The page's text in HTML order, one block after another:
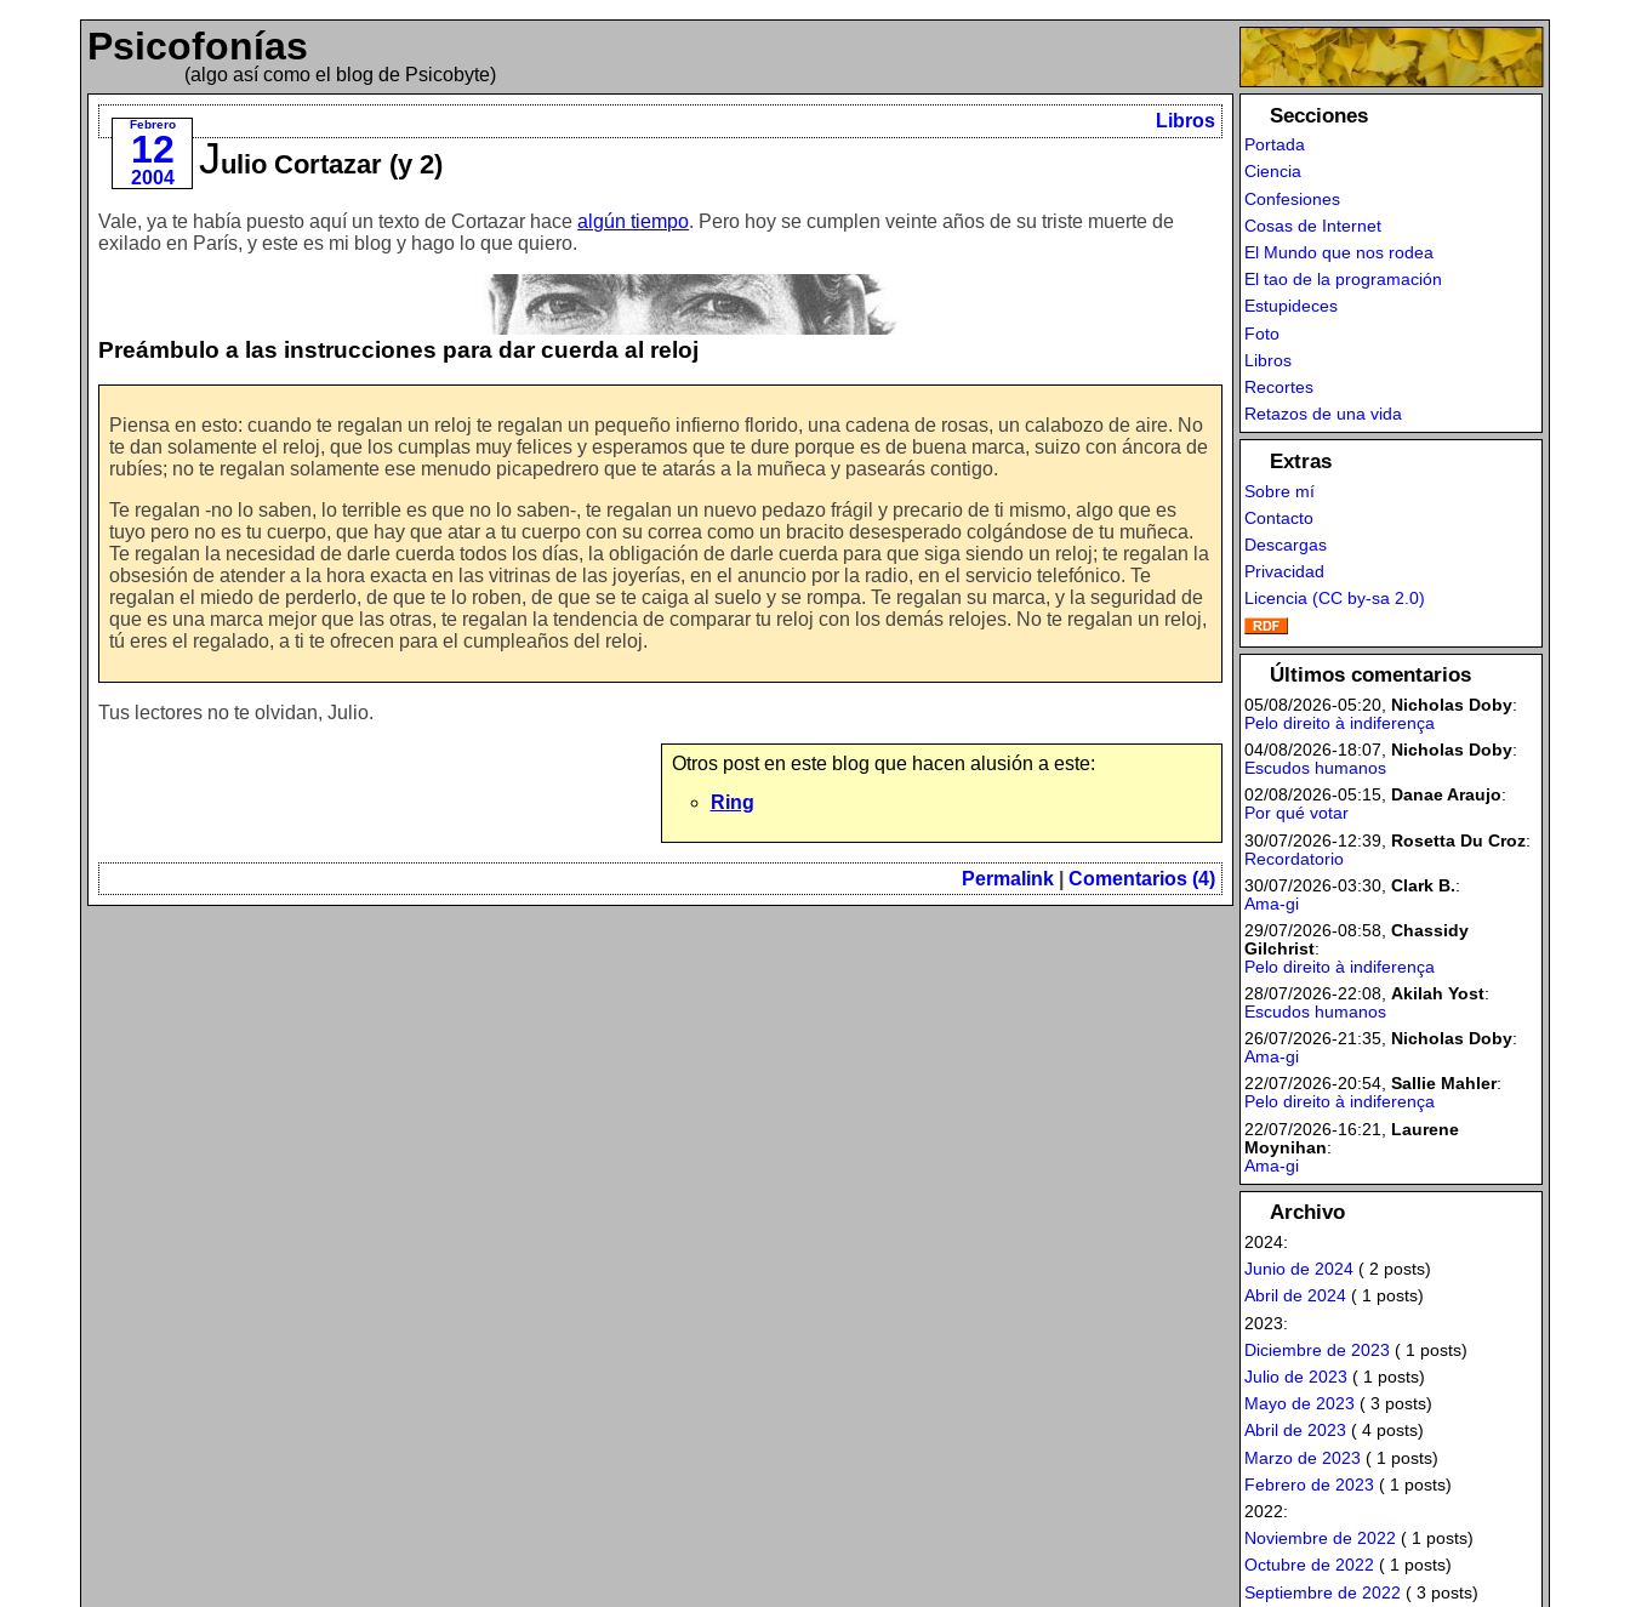
Psicofonías
(algo así como el blog de Psicobyte)
Febrero
12
2004
Libros
Julio Cortazar (y 2)
Vale, ya te había puesto aquí un texto de Cortazar hacealgún tiempo. Pero hoy se cumplen veinte años de su triste muerte de
exilado en París, y este es mi blog y hago lo que quiero.
Preámbulo a las instrucciones para dar cuerda al reloj
Piensa en esto: cuando te regalan un reloj te regalan un pequeño infierno florido, una cadena de rosas, un calabozo de aire. No
te dan solamente el reloj, que los cumplas muy felices y esperamos que te dure porque es de buena marca, suizo con áncora de
rubíes; no te regalan solamente ese menudo picapedrero que te atarás a la muñeca y pasearás contigo.
Te regalan -no lo saben, lo terrible es que no lo saben-, te regalan un nuevo pedazo frágil y precario de ti mismo, algo que es
tuyo pero no es tu cuerpo, que hay que atar a tu cuerpo con su correa como un bracito desesperado colgándose de tu muñeca.
Te regalan la necesidad de darle cuerda todos los días, la obligación de darle cuerda para que siga siendo un reloj; te regalan la
obsesión de atender a la hora exacta en las vitrinas de las joyerías, en el anuncio por la radio, en el servicio telefónico. Te
regalan el miedo de perderlo, de que te lo roben, de que se te caiga al suelo y se rompa. Te regalan su marca, y la seguridad de
que es una marca mejor que las otras, te regalan la tendencia de comparar tu reloj con los demás relojes. No te regalan un reloj,
tú eres el regalado, a ti te ofrecen para el cumpleaños del reloj.
Tus lectores no te olvidan, Julio.
Otros post en este blog que hacen alusión a este:
Ring
Permalink Comentarios (4)
Secciones
Portada
Ciencia
Confesiones
Cosas de Internet
El Mundo que nos rodea
El tao de la programación
Estupideces
Foto
Libros
Recortes
Retazos de una vida
Extras
Sobre mí
Contacto
Descargas
Privacidad
Licencia (CC by-sa 2.0)
Últimos comentarios
05/08/2026-05:20, Nicholas Doby:
Pelo direito à indiferença
04/08/2026-18:07, Nicholas Doby:
Escudos humanos
02/08/2026-05:15, Danae Araujo:
Por qué votar
30/07/2026-12:39, Rosetta Du Croz:
Recordatorio
30/07/2026-03:30, Clark B.:
Ama-gi
29/07/2026-08:58, Chassidy
Gilchrist:
Pelo direito à indiferença
28/07/2026-22:08, Akilah Yost:
Escudos humanos
26/07/2026-21:35, Nicholas Doby:
Ama-gi
22/07/2026-20:54, Sallie Mahler:
Pelo direito à indiferença
22/07/2026-16:21, Laurene
Moynihan:
Ama-gi
Archivo
2024:
Junio de 2024( 2 posts)
Abril de 2024( 1 posts)
2023:
Diciembre de 2023 ( 1 posts)
Julio de 2023 ( 1 posts)
Mayo de 2023 ( 3 posts)
Abril de 2023 ( 4 posts)
Marzo de 2023 ( 1 posts)
Febrero de 2023 ( 1 posts)
2022:
Noviembre de 2022 ( 1 posts)
Octubre de 2022 ( 1 posts)
Septiembre de 2022 ( 3 posts)